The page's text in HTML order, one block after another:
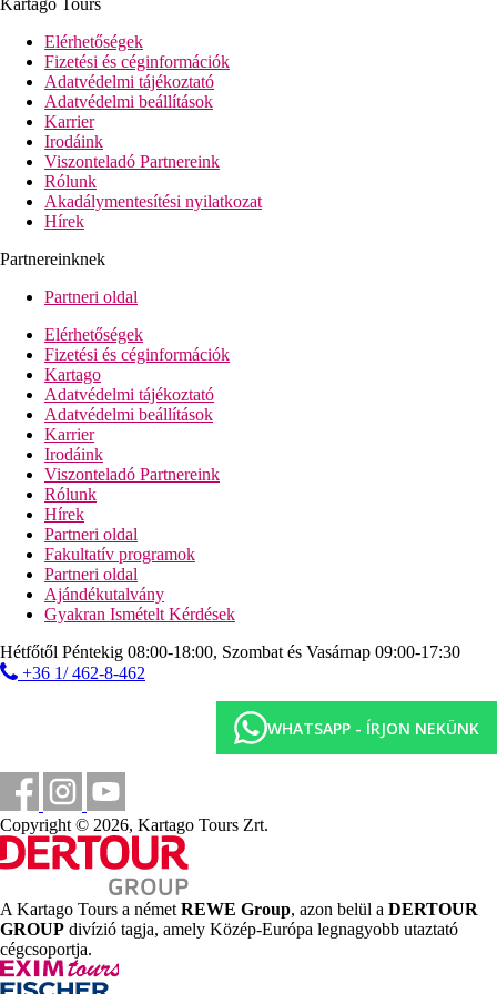
hall recepcióval
büféétterem
3 a'la carte-étterem (tartózkodásonként 1x ingyenesen)
10 bár
kávézó
Wi-Fi a közös helyiségekben
konferenciatermek
kis szupermarket
több üzlet
félolimpiai medence
fedett medence
6 csúszda gyerekeknek
aquapark felnőtteknek
miniklub
játszótér
minidiszkó
Tengerpart
homokos strand közvetlenül a szálloda mellett (csak egy
folyó választja le - hídon át közelíthető meg)
napágyak, napernyők és törölközők ingyenesen
Sport és szórakozás ingyenesen
animációs programok napközben és este
törökfürdő
szauna
fitneszközpont
asztalitenisz
teniszpálya (felszerelés ingyenesen, kivilágítás térítés
aerobic
vízilabda
jóga
strandröplabda
boccia
darts
biliárd
tollaslabda
Sport és szórakozás térítés ellenében
masszázsok
Kartago Tours
Elérhetőségek
Fizetési és céginformációk
Adatvédelmi tájékoztató
Adatvédelmi beállítások
Karrier
Irodáink
Viszonteladó Partnereink
Rólunk
Akadálymentesítési nyilatkozat
Hírek
Partnereinknek
Partneri oldal
Elérhetőségek
Fizetési és céginformációk
Kartago
Adatvédelmi tájékoztató
Adatvédelmi beállítások
Karrier
Irodáink
Viszonteladó Partnereink
Rólunk
Hírek
Partneri oldal
Fakultatív programok
Partneri oldal
Ajándékutalvány
Gyakran Ismételt Kérdések
Hétfőtől Péntekig 08:00-18:00, Szombat és Vasárnap 09:00-17:30
+36 1/ 462-8-462
WHATSAPP - ÍRJON NEKÜNK
Copyright © 2026, Kartago Tours Zrt.
A Kartago Tours a német REWE Group, azon belül a DERTOUR
GROUP divízió tagja, amely Közép-Európa legnagyobb utaztató
cégcsoportja.